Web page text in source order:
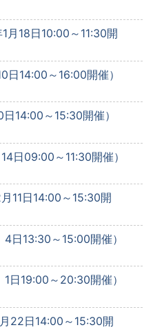
月18日10:00～11:30開
14:00～16:00開催）
14:00～15:30開催）
日09:00～11:30開催）
11日14:00～15:30開
日13:30～15:00開催）
日19:00～20:30開催）
22日14:00～15:30開